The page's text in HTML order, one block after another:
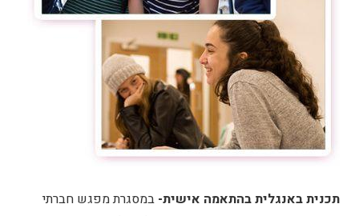
תכנית באנגלית בהתאמה אישית- במסגרת מפגש חברתי